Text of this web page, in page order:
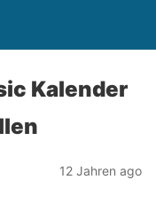
Kalender
12 Jahren ago